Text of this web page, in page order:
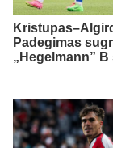
Padegimas
„Hegelmann”